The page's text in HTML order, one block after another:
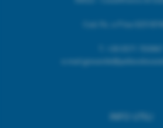
e.mail
INFO UTILI